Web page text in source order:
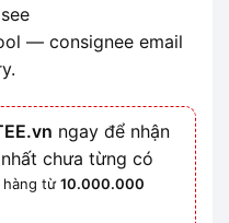
— consignee email
ngay để nhận
chưa từng có
hàng từ10.000.000